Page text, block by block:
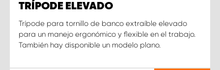
TRÍPODE ELEVADO
Trípode para tornillo de banco extraíble elevado
para un manejo ergonómico y flexible en el trabajo.
También hay disponible un modelo plano.